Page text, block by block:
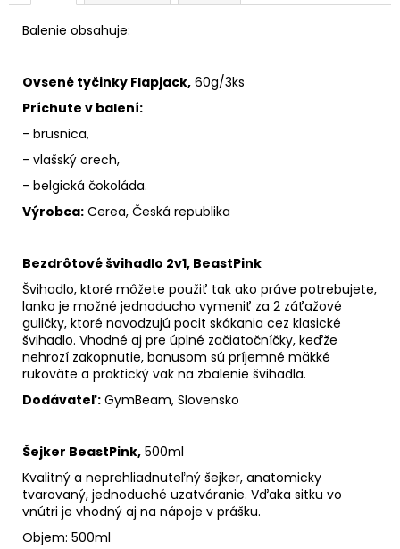
Balenie obsahuje:
Ovsené tyčinky Flapjack, 60g/3ks
Príchute v balení:
- brusnica,
- vlašský orech,
- belgická čokoláda.
Výrobca: Cerea, Česká republika
Bezdrôtové švihadlo 2v1, BeastPink
Švihadlo, ktoré môžete použiť tak ako práve potrebujete,
lanko je možné jednoducho vymeniť za 2 záťažové
guličky, ktoré navodzujú pocit skákania cez klasické
švihadlo. Vhodné aj pre úplné začiatočníčky, keďže
nehrozí zakopnutie, bonusom sú príjemné mäkké
rukoväte a praktický vak na zbalenie švihadla.
Dodávateľ: GymBeam, Slovensko
Šejker BeastPink, 500ml
Kvalitný a neprehliadnuteľný šejker, anatomicky
tvarovaný, jednoduché uzatváranie. Vďaka sitku vo
vnútri je vhodný aj na nápoje v prášku.
Objem: 500ml